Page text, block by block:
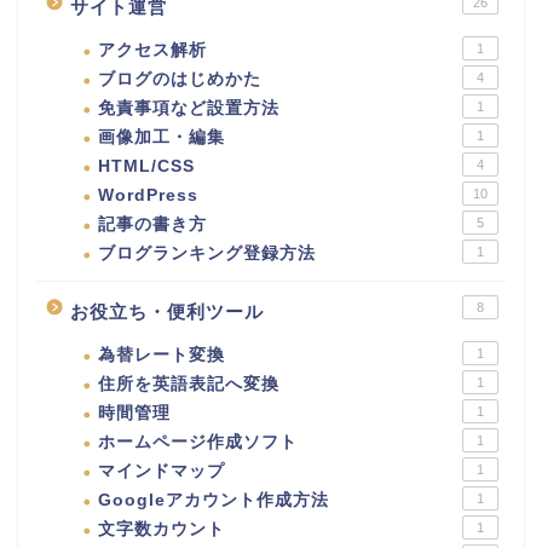
サイト運営
アクセス解析 1
ブログのはじめかた 4
免責事項など設置方法 1
画像加工・編集 1
HTML/CSS 4
WordPress 10
記事の書き方 5
ブログランキング登録方法 1
お役立ち・便利ツール 8
為替レート変換 1
住所を英語表記へ変換 1
時間管理 1
ホームページ作成ソフト 1
マインドマップ 1
Googleアカウント作成方法 1
文字数カウント 1